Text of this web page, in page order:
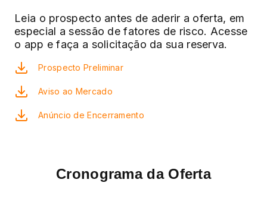
Leia o prospecto antes de aderir a oferta, em
especial a sessão de fatores de risco. Acesse
o app e faça a solicitação da sua reserva.
Prospecto Preliminar
Aviso ao Mercado
Anúncio de Encerramento
Cronograma da Oferta